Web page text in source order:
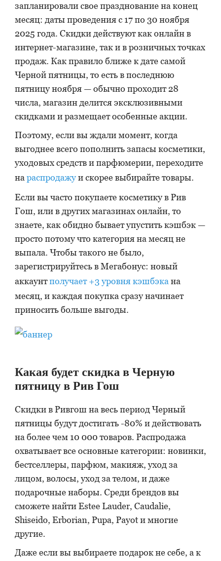
запланировали свое празднование на конец
месяц: даты проведения с 17 по 30 ноября
2025 года. Скидки действуют как онлайн в
интернет-магазине, так и в розничных точках
продаж. Как правило ближе к дате самой
Черной пятницы, то есть в последнюю
пятницу ноября — обычно проходит 28
числа, магазин делится эксклюзивными
скидками и размещает особенные акции.
Поэтому, если вы ждали момент, когда
выгоднее всего пополнить запасы косметики,
уходовых средств и парфюмерии, переходите
на распродажуи скорее выбирайте товары.
Если вы часто покупаете косметику в Рив
Гош, или в других магазинах онлайн, то
знаете, как обидно бывает упустить кэшбэк —
просто потому что категория на месяц не
выпала. Чтобы такого не было,
зарегистрируйтесь в Мегабонус: новый
аккаунтполучает +3 уровня кэшбэка на
месяц, и каждая покупка сразу начинает
приносить больше выгоды.
Какая будет скидка в Черную
пятницу в Рив Гош
Скидки в Ривгош на весь период Черный
пятницы будут достигать -80% и действовать
на более чем 10 000 товаров. Распродажа
охватывает все основные категории: новинки,
бестселлеры, парфюм, макияж, уход за
лицом, волосы, уход за телом, и даже
подарочные наборы. Среди брендов вы
сможете найти Estee Lauder, Caudalie,
Shiseido, Erborian, Pupa, Payot и многие
другие.
Даже если вы выбираете подарок не себе, а к